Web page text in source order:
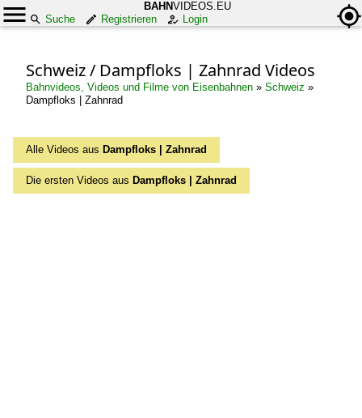
BAHNVIDEOS.EU
Suche
Registrieren Login
Schweiz / Dampfloks | Zahnrad Videos
Bahnvideos, Videos und Filme von Eisenbahnen » Schweiz »
Dampfloks | Zahnrad
Alle Videos aus Dampfloks | Zahnrad
Die ersten Videos aus Dampfloks | Zahnrad